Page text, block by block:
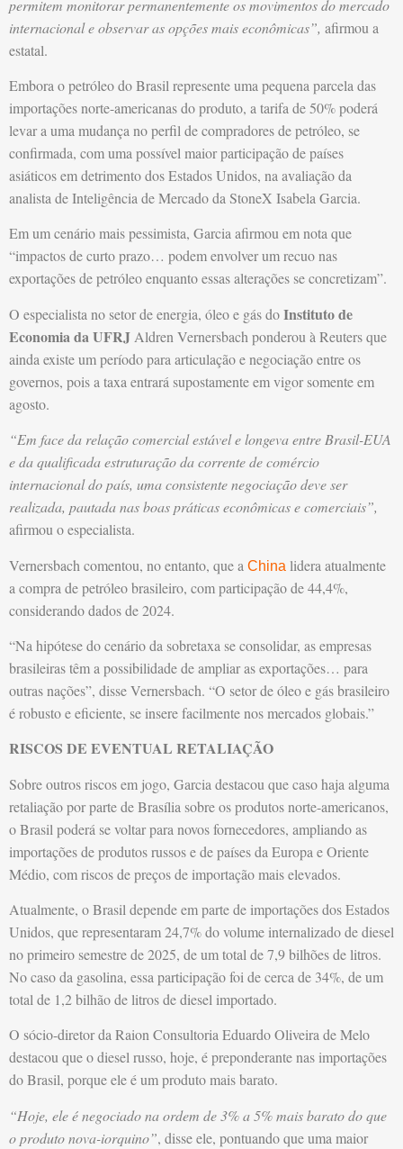
permitem monitorar permanentemente os movimentos do mercado
internacional e observar as opções mais econômicas”, afirmou a
estatal.
Embora o petróleo do Brasil represente uma pequena parcela das
importações norte-americanas do produto, a tarifa de 50% poderá
levar a uma mudança no perfil de compradores de petróleo, se
confirmada, com uma possível maior participação de países
asiáticos em detrimento dos Estados Unidos, na avaliação da
analista de Inteligência de Mercado da StoneX Isabela Garcia.
Em um cenário mais pessimista, Garcia afirmou em nota que
“impactos de curto prazo… podem envolver um recuo nas
exportações de petróleo enquanto essas alterações se concretizam”.
O especialista no setor de energia, óleo e gás doInstituto de
Economia da UFRJ Aldren Vernersbach ponderou à Reuters que
ainda existe um período para articulação e negociação entre os
governos, pois a taxa entrará supostamente em vigor somente em
agosto.
“Em face da relação comercial estável e longeva entre Brasil-EUA
e da qualificada estruturação da corrente de comércio
internacional do país, uma consistente negociação deve ser
realizada, pautada nas boas práticas econômicas e comerciais”,
afirmou o especialista.
Vernersbach comentou, no entanto, que a China lidera atualmente
a compra de petróleo brasileiro, com participação de 44,4%,
considerando dados de 2024.
“Na hipótese do cenário da sobretaxa se consolidar, as empresas
brasileiras têm a possibilidade de ampliar as exportações… para
outras nações”, disse Vernersbach. “O setor de óleo e gás brasileiro
é robusto e eficiente, se insere facilmente nos mercados globais.”
RISCOS DE EVENTUAL RETALIAÇÃO
Sobre outros riscos em jogo, Garcia destacou que caso haja alguma
retaliação por parte de Brasília sobre os produtos norte-americanos,
o Brasil poderá se voltar para novos fornecedores, ampliando as
importações de produtos russos e de países da Europa e Oriente
Médio, com riscos de preços de importação mais elevados.
Atualmente, o Brasil depende em parte de importações dos Estados
Unidos, que representaram 24,7% do volume internalizado de diesel
no primeiro semestre de 2025, de um total de 7,9 bilhões de litros.
No caso da gasolina, essa participação foi de cerca de 34%, de um
total de 1,2 bilhão de litros de diesel importado.
O sócio-diretor da Raion Consultoria Eduardo Oliveira de Melo
destacou que o diesel russo, hoje, é preponderante nas importações
do Brasil, porque ele é um produto mais barato.
“Hoje, ele é negociado na ordem de 3% a 5% mais barato do que
o produto nova-iorquino”, disse ele, pontuando que uma maior